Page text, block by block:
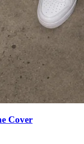
Cover